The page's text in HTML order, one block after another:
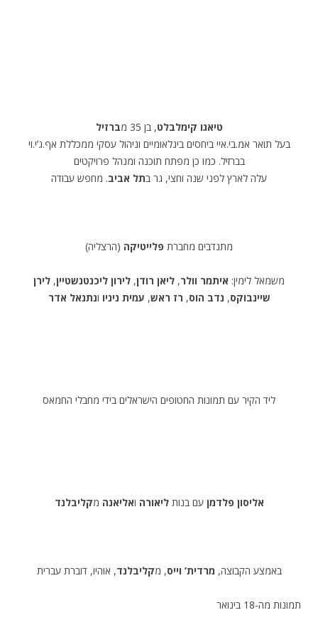
טיאגו קימלבלט, בן 35 מ
ברזיל
בעל תואר אמ.בי.איי ביחסים בינלאומיים וניהול עסקי ממכללת אף.ג’י.וי
בברזיל. כמו כן מפתח תוכנה ומנהל פרויקטים
עלה לארץ לפני שנה וחצי, גר בתל אביב. מחפש עבודה
מתנדבים מחברת פלייטיקה (הרצליה)
משמאל לימין: איתמר וולר, ליאן רודן, לירון ליכנטנשטיין, לירן
שיינבוקס, נדב הוס, רז ראש, עמית ניניו ונתנאל אדר
ליד הקיר עם תמונות החטופים הישראלים בידי מחבלי החמאס
אליסון פלדמן עם בנותליאורה ואליאנה מקליבלנד
באמצע הקבוצה, מרדית’ וייס, מקליבלנד, אוהיו, דוברת עברית
תמונות מה-18 בינואר